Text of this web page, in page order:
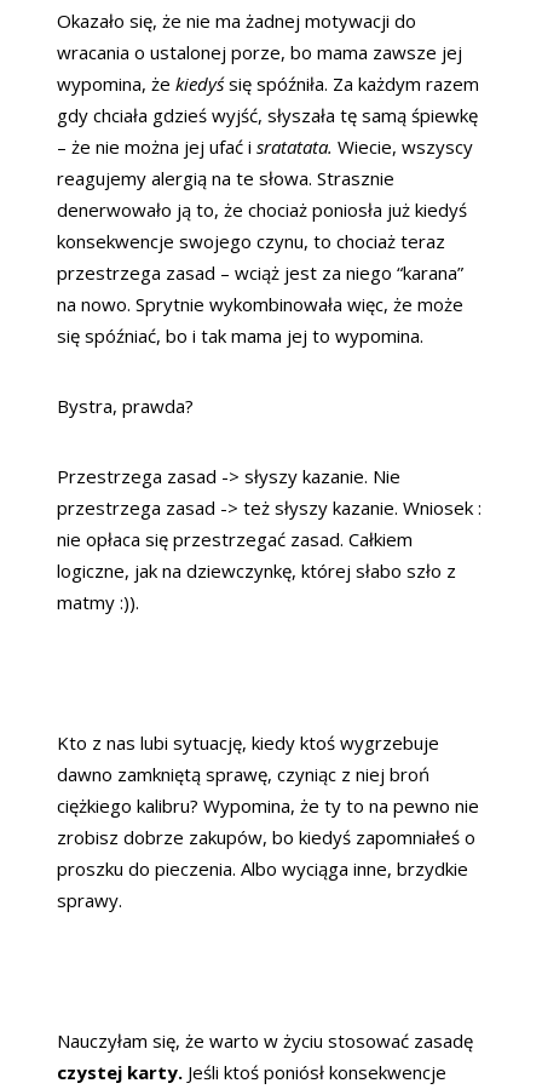
Okazało się, że nie ma żadnej motywacji do
wracania o ustalonej porze, bo mama zawsze jej
wypomina, że kiedyśsię spóźniła. Za każdym razem
gdy chciała gdzieś wyjść, słyszała tę samą śpiewkę
– że nie można jej ufać i sratatata. Wiecie, wszyscy
reagujemy alergią na te słowa. Strasznie
denerwowało ją to, że chociaż poniosła już kiedyś
konsekwencje swojego czynu, to chociaż teraz
przestrzega zasad – wciąż jest za niego “karana”
na nowo. Sprytnie wykombinowała więc, że może
się spóźniać, bo i tak mama jej to wypomina.
Bystra, prawda?
Przestrzega zasad -> słyszy kazanie. Nie
przestrzega zasad -> też słyszy kazanie. Wniosek :
nie opłaca się przestrzegać zasad. Całkiem
logiczne, jak na dziewczynkę, której słabo szło z
matmy :)).
Kto z nas lubi sytuację, kiedy ktoś wygrzebuje
dawno zamkniętą sprawę, czyniąc z niej broń
ciężkiego kalibru? Wypomina, że ty to na pewno nie
zrobisz dobrze zakupów, bo kiedyś zapomniałeś o
proszku do pieczenia. Albo wyciąga inne, brzydkie
sprawy.
Nauczyłam się, że warto w życiu stosować zasadę
czystej karty. Jeśli ktoś poniósł konsekwencje